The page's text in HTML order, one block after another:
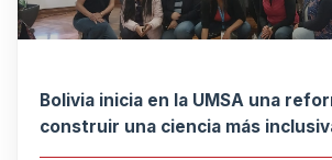
Bolivia inicia en la UMSA una
construir una ciencia más